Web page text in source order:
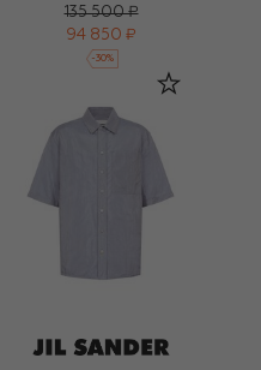
135 500 ₽
94 850 ₽
-30%